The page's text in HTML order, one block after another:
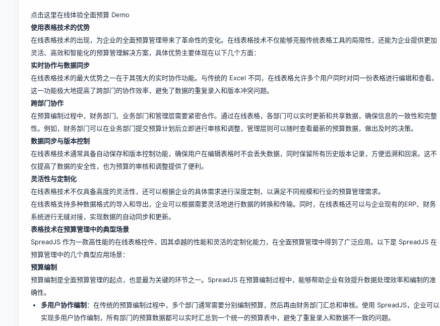
点击这里在线体验全面预算 Demo
使用表格技术的优势
在线表格技术的出现，为企业的全面预算管理带来了革命性的变化。在线表格技术不仅能够克服传统表格工具的局限性，还能为企业提供更加
灵活、高效和智能化的预算管理解决方案，具体优势主要体现在以下几个方面：
实时协作与数据同步
在线表格技术的最大优势之一在于其强大的实时协作功能。与传统的 Excel 不同，在线表格允许多个用户同时对同一份表格进行编辑和查看。
这一功能极大地提高了跨部门的协作效率，避免了数据的重复录入和版本冲突问题。
跨部门协作
在预算编制过程中，财务部门、业务部门和管理层需要紧密合作。通过在线表格，各部门可以实时更新和共享数据，确保信息的一致性和完整
性。例如，财务部门可以在业务部门提交预算计划后立即进行审核和调整，管理层则可以随时查看最新的预算数据，做出及时的决策。
数据同步与版本控制
在线表格技术通常具备自动保存和版本控制功能，确保用户在编辑表格时不会丢失数据，同时保留所有历史版本记录，方便追溯和回滚。这不
仅提高了数据的安全性，也为预算的审核和调整提供了便利。
灵活性与定制化
在线表格技术不仅具备高度的灵活性，还可以根据企业的具体需求进行深度定制，以满足不同规模和行业的预算管理需求。
在线表格支持多种数据格式的导入和导出，企业可以根据需要灵活地进行数据的转换和传输。同时，在线表格还可以与企业现有的ERP、财务
系统进行无缝对接，实现数据的自动同步和更新。
表格技术在预算管理中的典型场景
SpreadJS 作为一款高性能的在线表格控件，因其卓越的性能和灵活的定制化能力，在全面预算管理中得到了广泛应用。以下是 SpreadJS 在
预算管理中的几个典型应用场景：
预算编制
预算编制是全面预算管理的起点，也是最为关键的环节之一。SpreadJS 在预算编制过程中，能够帮助企业有效提升数据处理效率和编制的准
确性。
多用户协作编制 ：在传统的预算编制过程中，多个部门通常需要分别编制预算，然后再由财务部门汇总和审核。使用 SpreadJS，企业可以
实现多用户协作编制，所有部门的预算数据都可以实时汇总到一个统一的预算表中，避免了重复录入和数据不一致的问题。